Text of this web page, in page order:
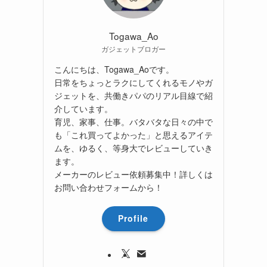
Togawa_Ao
ガジェットブロガー
こんにちは、Togawa_Aoです。
日常をちょっとラクにしてくれるモノやガ
ジェットを、共働きパパのリアル目線で紹
介しています。
育児、家事、仕事。バタバタな日々の中で
も「これ買ってよかった」と思えるアイテ
ムを、ゆるく、等身大でレビューしていき
ます。
メーカーのレビュー依頼募集中！詳しくは
お問い合わせフォームから！
Profile